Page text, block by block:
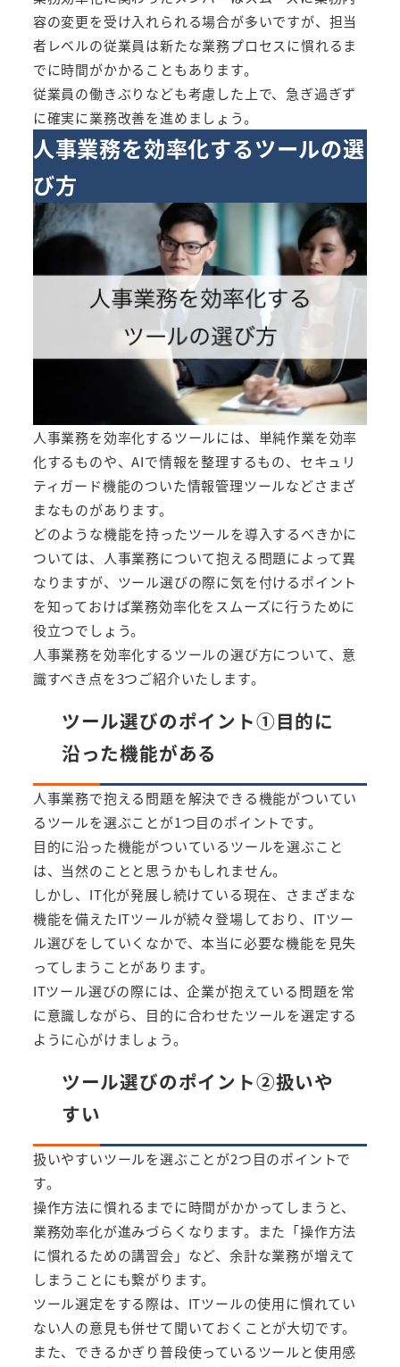
容の変更を受け入れられる場合が多いですが、担当
者レベルの従業員は新たな業務プロセスに慣れるま
でに時間がかかることもあります。
従業員の働きぶりなども考慮した上で、急ぎ過ぎず
に確実に業務改善を進めましょう。
人事業務を効率化するツールの選
び方
人事業務を効率化するツールには、単純作業を効率
化するものや、AIで情報を整理するもの、セキュリ
ティガード機能のついた情報管理ツールなどさまざ
まなものがあります。
どのような機能を持ったツールを導入するべきかに
ついては、人事業務について抱える問題によって異
なりますが、ツール選びの際に気を付けるポイント
を知っておけば業務効率化をスムーズに行うために
役立つでしょう。
人事業務を効率化するツールの選び方について、意
識すべき点を3つご紹介いたします。
ツール選びのポイント①目的に
沿った機能がある
人事業務で抱える問題を解決できる機能がついてい
るツールを選ぶことが1つ目のポイントです。
目的に沿った機能がついているツールを選ぶこと
は、当然のことと思うかもしれません。
しかし、IT化が発展し続けている現在、さまざまな
機能を備えたITツールが続々登場しており、ITツー
ル選びをしていくなかで、本当に必要な機能を見失
ってしまうことがあります。
ITツール選びの際には、企業が抱えている問題を常
に意識しながら、目的に合わせたツールを選定する
ように心がけましょう。
ツール選びのポイント②扱いや
すい
扱いやすいツールを選ぶことが2つ目のポイントで
す。
操作方法に慣れるまでに時間がかかってしまうと、
業務効率化が進みづらくなります。また「操作方法
に慣れるための講習会」など、余計な業務が増えて
しまうことにも繋がります。
ツール選定をする際は、ITツールの使用に慣れてい
ない人の意見も併せて聞いておくことが大切です。
また、できるかぎり普段使っているツールと使用感